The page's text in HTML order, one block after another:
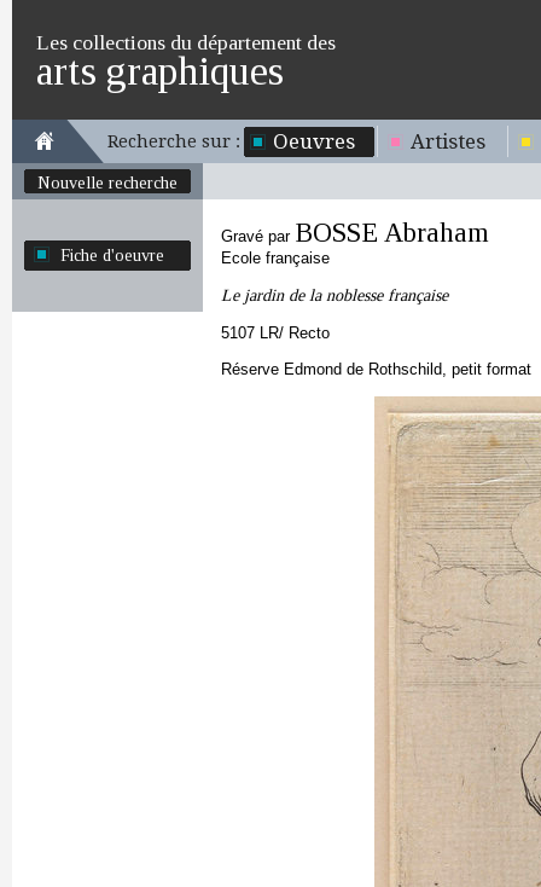
Les collections du département des
arts graphiques
Recherche sur : Oeuvres Artistes
Nouvelle recherche
Fiche d'oeuvre
Gravé par BOSSE Abraham
Ecole française
Le jardin de la noblesse française
5107 LR/ Recto
Réserve Edmond de Rothschild, petit format